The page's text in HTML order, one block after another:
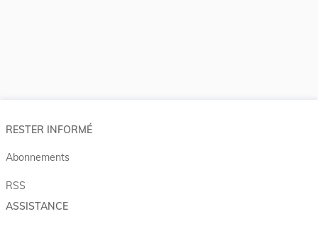
RESTER INFORMÉ
Abonnements
RSS
ASSISTANCE